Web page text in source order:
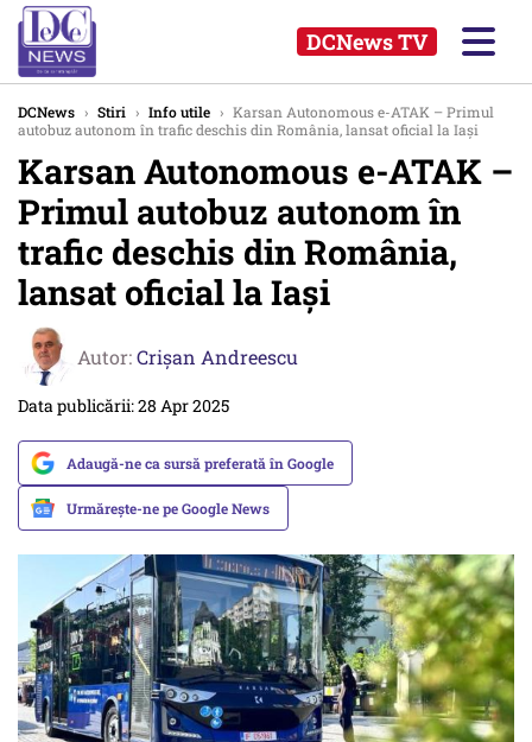
DCNews TV
DCNews › Stiri › Info utile › Karsan Autonomous e-ATAK – Primul
autobuz autonom în trafic deschis din România, lansat oficial la Iași
Karsan Autonomous e-ATAK –
Primul autobuz autonom în
trafic deschis din România,
lansat oficial la Iași
Autor:Crişan Andreescu
Data publicării: 28 Apr 2025
Adaugă-ne ca sursă preferată în Google
Urmărește-ne pe Google News